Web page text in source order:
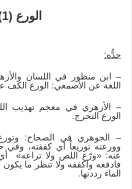
الورع (1)
حدُّه:
– ابن منظور في اللسان
اللغة عن الأصمعي: الورع الكف
– الأزهري في معجم تهذيب
الورع التحرج.
– الجوهري في الصحاح:
وورعته توريعاً أي كففته،
عنه: «ورّع اللص ولا تراعه»
فادفعه واكففه ولا تنظر ما
الماء رددتها.